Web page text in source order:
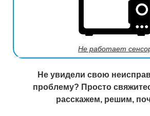
Не работает
Не увидели свою
проблему? Просто
расскажем, решим,